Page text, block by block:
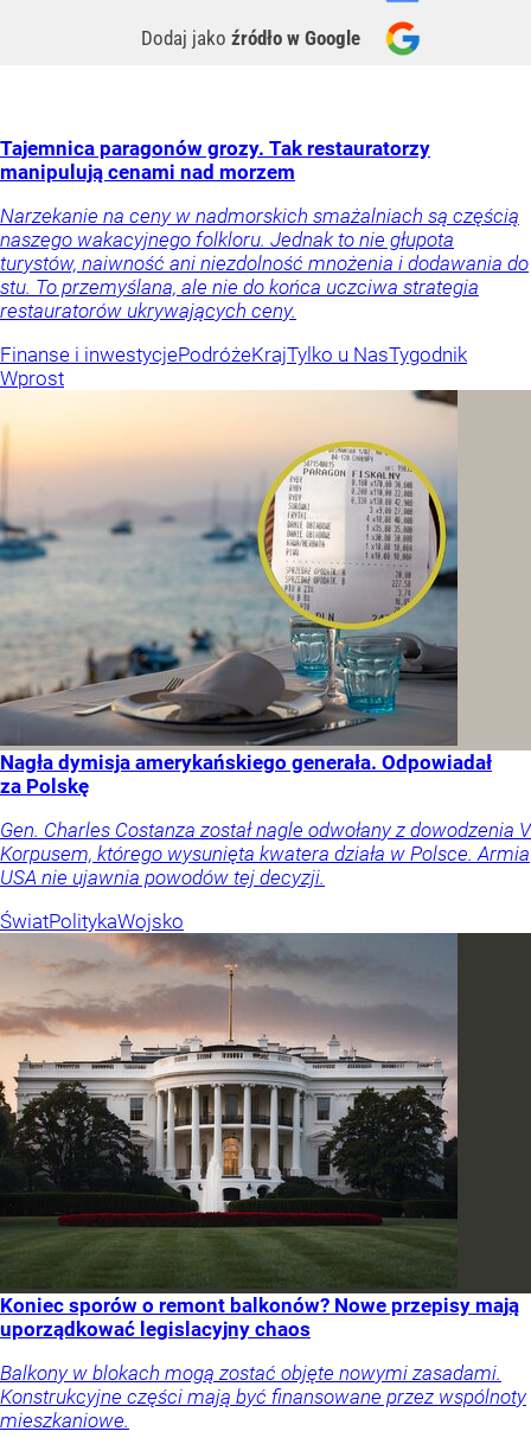
Dodaj jako źródło w Google
Tajemnica paragonów grozy. Tak restauratorzy
manipulują cenami nad morzem
Narzekanie na ceny w nadmorskich smażalniach są częścią
naszego wakacyjnego folkloru. Jednak to nie głupota
turystów, naiwność ani niezdolność mnożenia i dodawania do
stu. To przemyślana, ale nie do końca uczciwa strategia
restauratorów ukrywających ceny.
Finanse i inwestycjePodróżeKrajTylko u NasTygodnik
Wprost
Nagła dymisja amerykańskiego generała. Odpowiadał
za Polskę
Gen. Charles Costanza został nagle odwołany z dowodzenia V
Korpusem, którego wysunięta kwatera działa w Polsce. Armia
USA nie ujawnia powodów tej decyzji.
ŚwiatPolitykaWojsko
Koniec sporów o remont balkonów? Nowe przepisy mają
uporządkować legislacyjny chaos
Balkony w blokach mogą zostać objęte nowymi zasadami.
Konstrukcyjne części mają być finansowane przez wspólnoty
mieszkaniowe.